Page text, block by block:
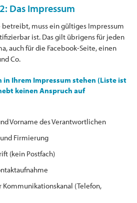
Das Impressum
betreibt, muss ein gültiges Impressum
ist. Das gilt übrigens für jeden
auch für die Facebook-Seite, einen
Co.
in Ihrem Impressum stehen (Liste ist
keinen Anspruch auf
Vorname des Verantwortlichen
Firmierung
(kein Postfach)
(Telefon,